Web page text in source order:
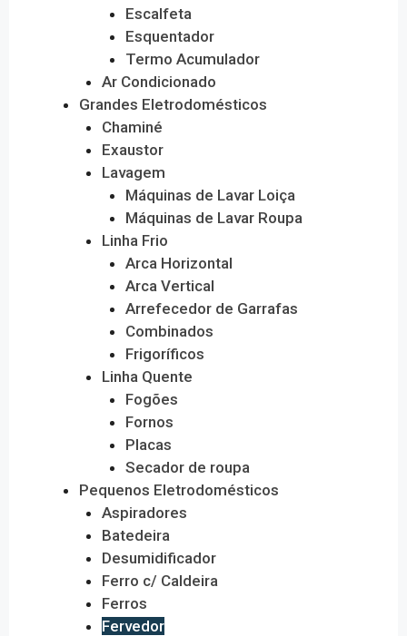
Escalfeta
Esquentador
Termo Acumulador
Ar Condicionado
Grandes Eletrodomésticos
Chaminé
Exaustor
Lavagem
Máquinas de Lavar Loiça
Máquinas de Lavar Roupa
Linha Frio
Arca Horizontal
Arca Vertical
Arrefecedor de Garrafas
Combinados
Frigoríficos
Linha Quente
Fogões
Fornos
Placas
Secador de roupa
Pequenos Eletrodomésticos
Aspiradores
Batedeira
Desumidificador
Ferro c/ Caldeira
Ferros
Fervedor